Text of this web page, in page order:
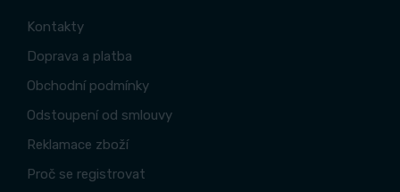
Kontakty
Doprava a platba
Obchodní podmínky
Odstoupení od smlouvy
Reklamace zboží
Proč se registrovat